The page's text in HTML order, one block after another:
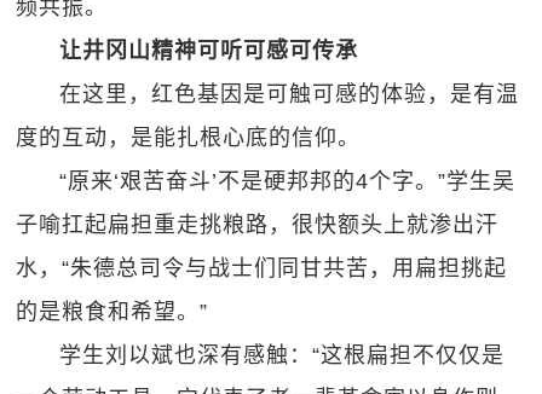
频共振。
让井冈山精神可听可感可传承
在这里，红色基因是可触可感的体验，是有温
度的互动，是能扎根心底的信仰。
“原来‘艰苦奋斗’不是硬邦邦的4个字。”学生吴
子喻扛起扁担重走挑粮路，很快额头上就渗出汗
水，“朱德总司令与战士们同甘共苦，用扁担挑起
的是粮食和希望。”
学生刘以斌也深有感触：“这根扁担不仅仅是